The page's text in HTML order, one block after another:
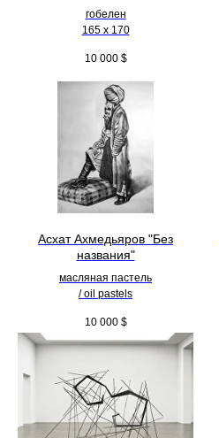
гобелен
165 x 170
10 000 $
Асхат Ахмедьяров "Без
названия"
масляная пастель
/ oil pastels
10 000 $